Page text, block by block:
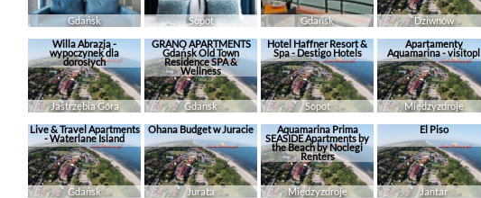
Gdańsk Sopot Gdańsk
Dziwnów
Willa Abrazja -
wypoczynek dla
dorosłych
Jastrzębia Góra
GRANO APARTMENTS
Gdańsk Old Town
Residence SPA &
Wellness
Gdańsk
Hotel Haffner Resort &
Spa - Destigo Hotels
Sopot
Apartamenty
Aquamarina - visitopl
Międzyzdroje
Live & Travel Apartments
- Waterlane Island
Gdańsk
Ohana Budget w Juracie
Jurata
Aquamarina Prima
SEASIDE Apartments by
the Beach by Noclegi
Renters
Międzyzdroje
El Piso
Jantar